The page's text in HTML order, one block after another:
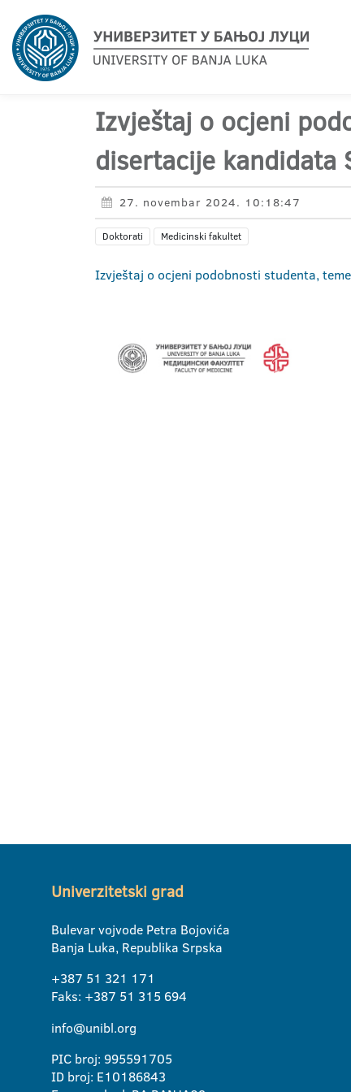
Izvještaj o ocjeni
disertacije kandidata
27. novembar 2024. 10:18:47
Doktorati Medicinski fakultet
Izvještaj o ocjeni podobnosti studenta,
Univerzitetski grad
Bulevar vojvode Petra Bojovića
Banja Luka, Republika Srpska
+387 51 321 171
Faks: +387 51 315 694
info@unibl.org
PIC broj: 995591705
ID broj: E10186843